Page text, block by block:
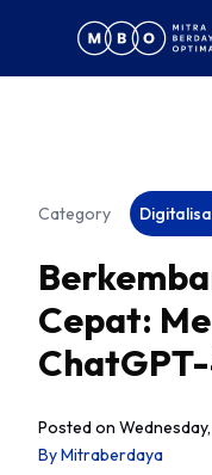
Category
Cepat:
Posted on
ByMitraberdaya